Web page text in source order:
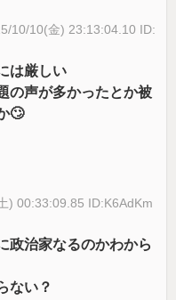
10/10(金) 23:13:04.10 ID:
は厳しい
の声が多かったとか被
🙄
) 00:33:09.85 ID:K6AdKm
政治家なるのかわから
ない？